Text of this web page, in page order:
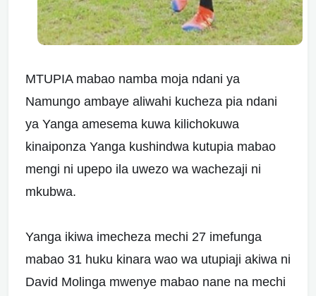
MTUPIA mabao namba moja ndani ya
Namungo ambaye aliwahi kucheza pia ndani
ya Yanga amesema kuwa kilichokuwa
kinaiponza Yanga kushindwa kutupia mabao
mengi ni upepo ila uwezo wa wachezaji ni
mkubwa.
Yanga ikiwa imecheza mechi 27 imefunga
mabao 31 huku kinara wao wa utupiaji akiwa ni
David Molinga mwenye mabao nane na mechi